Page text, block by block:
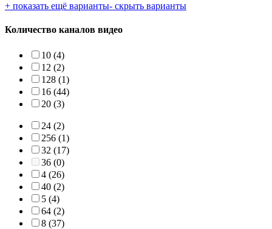
+ показать ещё варианты- скрыть варианты
Количество каналов видео
10 (4)
12 (2)
128 (1)
16 (44)
20 (3)
24 (2)
256 (1)
32 (17)
36 (0)
4 (26)
40 (2)
5 (4)
64 (2)
8 (37)